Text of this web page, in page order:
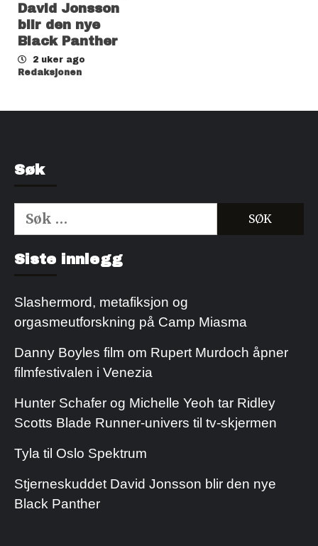
David Jonsson
blir den nye
Black Panther
2 uker ago
Redaksjonen
Søk
Søk
etter:
Siste innlegg
Slashermord, metafiksjon og
orgasmeutforskning på Camp Miasma
Danny Boyles film om Rupert Murdoch åpner
filmfestivalen i Venezia
Hunter Schafer og Michelle Yeoh tar Ridley
Scotts Blade Runner-univers til tv-skjermen
Tyla til Oslo Spektrum
Stjerneskuddet David Jonsson blir den nye
Black Panther